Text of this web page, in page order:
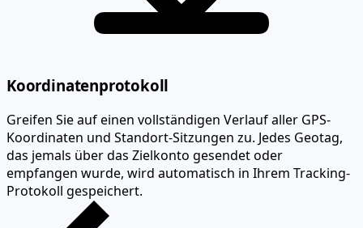
Koordinatenprotokoll
Greifen Sie auf einen vollständigen Verlauf aller GPS-
Koordinaten und Standort-Sitzungen zu. Jedes Geotag,
das jemals über das Zielkonto gesendet oder
empfangen wurde, wird automatisch in Ihrem Tracking-
Protokoll gespeichert.